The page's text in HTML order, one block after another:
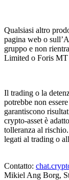
Qualsiasi altro
pagina web o
gruppo e non
Limited o Foris
Il trading o la
potrebbe non
garantiscono
crypto-asset è
tolleranza al
legati al trading o
Contatto:
Mikiel Ang Borg,